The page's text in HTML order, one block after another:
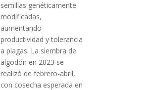
semillas genéticamente
modificadas,
aumentando
productividad y tolerancia
a plagas. La siembra de
algodón en 2023 se
realizó de febrero-abril,
con cosecha esperada en